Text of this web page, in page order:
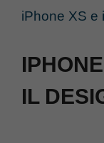
iPhone XS e
IL